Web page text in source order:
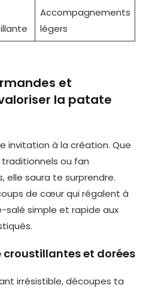
Accompagnements
légers
et
la patate
invitation à la création. Que
ou fan
elle saura te surprendre.
de cœur qui régalent à
salé simple et rapide aux
croustillantes et dorées
irrésistible, découpes ta